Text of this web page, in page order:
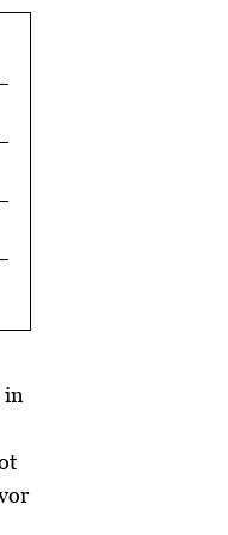
in